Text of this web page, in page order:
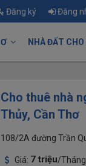
Đăng ký Đăng
NHÀ ĐẤT
Cho thuê nhà
Thủy, Cần Thơ
108/2A đường Trần
Giá: 7 triệu/Tháng